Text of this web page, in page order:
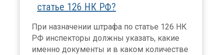
статье 126 НК РФ?
При назначении штрафа по статье 126 НК
РФ инспекторы должны указать, какие
именно документы и в каком количестве